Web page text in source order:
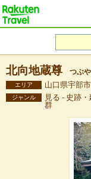
北向地蔵尊 つぶ
エリア 山口県宇部市
ジャンル
見る - 史跡
群